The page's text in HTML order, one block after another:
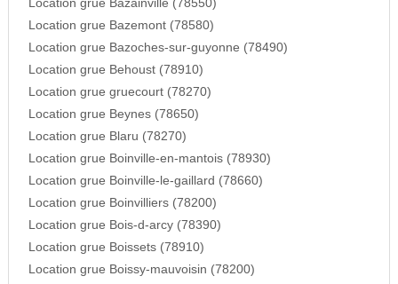
Location grue Bazainville (78550)
Location grue Bazemont (78580)
Location grue Bazoches-sur-guyonne (78490)
Location grue Behoust (78910)
Location grue gruecourt (78270)
Location grue Beynes (78650)
Location grue Blaru (78270)
Location grue Boinville-en-mantois (78930)
Location grue Boinville-le-gaillard (78660)
Location grue Boinvilliers (78200)
Location grue Bois-d-arcy (78390)
Location grue Boissets (78910)
Location grue Boissy-mauvoisin (78200)